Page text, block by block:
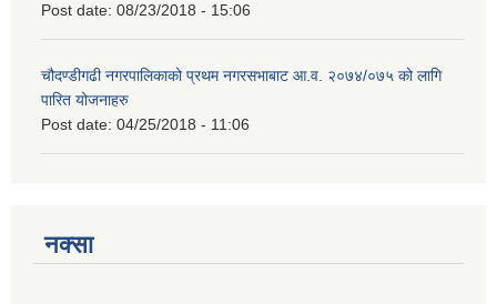
Post date: 08/23/2018 - 15:06
चौदण्डीगढी नगरपालिकाको प्रथम नगरसभाबाट आ.व. २०७४/०७५ को लागि
पारित योजनाहरु
Post date: 04/25/2018 - 11:06
नक्सा